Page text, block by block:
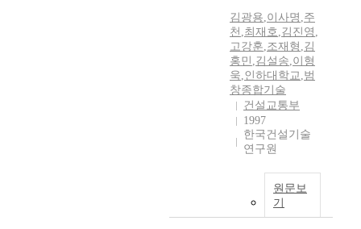
김광용,이사명 ,주
천 ,최재호,김진영 ,
고강훈,조재형 ,김
홍민 ,김설송,이형
욱,인하대학교,범
창종합기술
건설교통부
1997
한국건설기술
연구원
원문보
기